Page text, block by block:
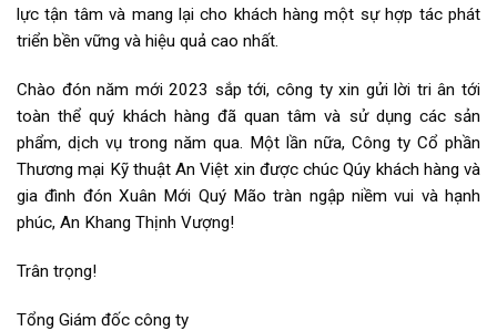
lực tận tâm và mang lại cho khách hàng một sự hợp tác phát
triển bền vững và hiệu quả cao nhất.
Chào đón năm mới 2023 sắp tới, công ty xin gửi lời tri ân tới
toàn thể quý khách hàng đã quan tâm và sử dụng các sản
phẩm, dịch vụ trong năm qua. Một lần nữa, Công ty Cổ phần
Thương mại Kỹ thuật An Việt xin được chúc Qúy khách hàng và
gia đình đón Xuân Mới Quý Mão tràn ngập niềm vui và hạnh
phúc, An Khang Thịnh Vượng!
Trân trọng!
Tổng Giám đốc công ty